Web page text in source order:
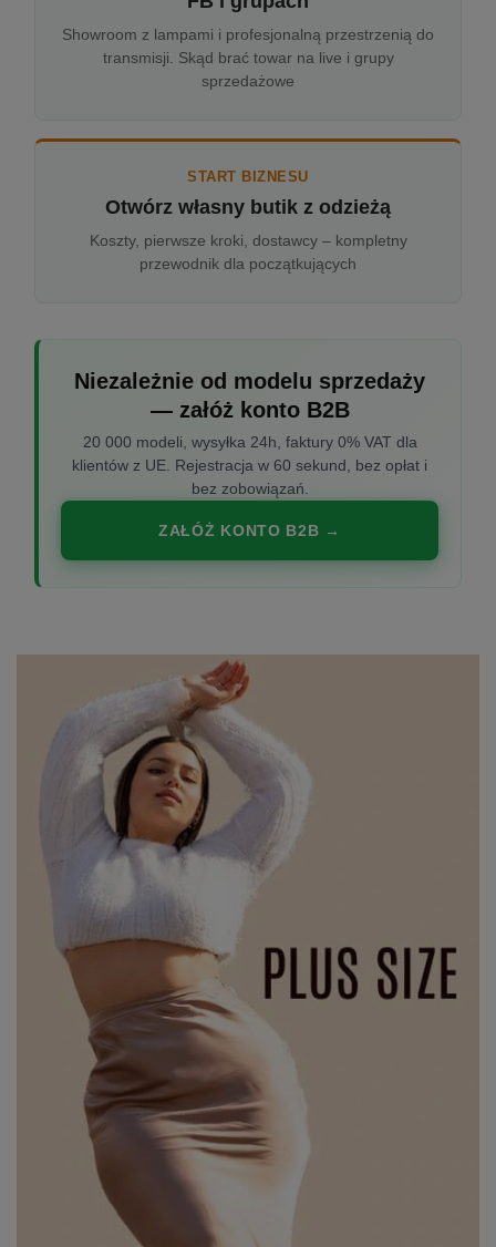
Showroom z lampami i profesjonalną przestrzenią do
transmisji. Skąd brać towar na live i grupy
sprzedażowe
START BIZNESU
Otwórz własny butik z odzieżą
Koszty, pierwsze kroki, dostawcy – kompletny
przewodnik dla początkujących
Niezależnie od modelu sprzedaży
— załóż konto B2B
20 000 modeli, wysyłka 24h, faktury 0% VAT dla
klientów z UE. Rejestracja w 60 sekund, bez opłat i
bez zobowiązań.
ZAŁÓŻ KONTO B2B →